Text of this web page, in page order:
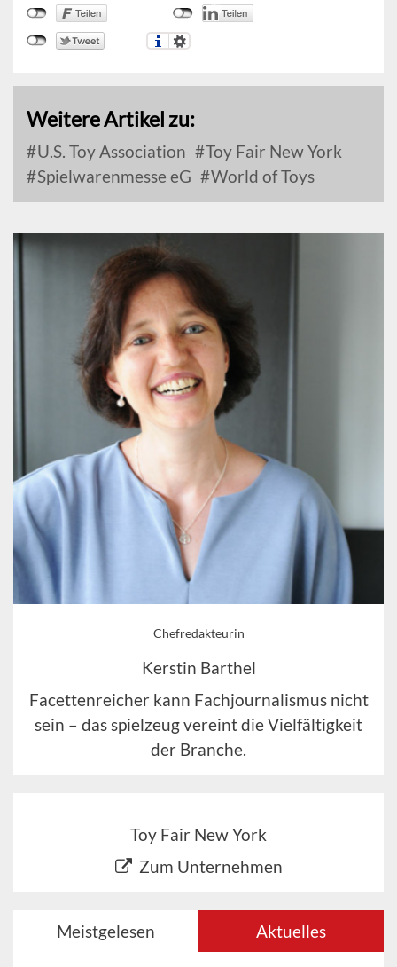
Weitere Artikel zu:
U.S. Toy Association
Toy Fair New York
Spielwarenmesse eG
World of Toys
Chefredakteurin
Kerstin Barthel
Facettenreicher kann Fachjournalismus nicht
sein – das spielzeug vereint die Vielfältigkeit
der Branche.
Toy Fair New York
Zum Unternehmen
Meistgelesen Aktuelles